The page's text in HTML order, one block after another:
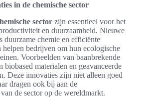
in de chemische sector
sector zijn essentieel voor het
en duurzaamheid. Nieuwe
duurzame chemie en efficiënte
helpen bedrijven om hun ecologische
Voorbeelden van baanbrekende
materialen en geavanceerde
Deze innovaties zijn niet alleen goed
dragen ook bij aan de
de sector op de wereldmarkt.